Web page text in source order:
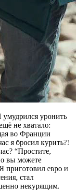
умудрился уронить
не хватало:
во Франции
я бросил курить?!
“Простите,
вы можете
приготовил евро и
стал
некурящим.